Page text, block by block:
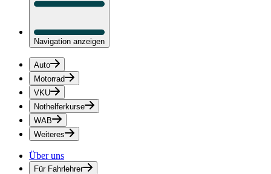
Navigation anzeigen
Auto
Motorrad
VKU
Nothelferkurse
WAB
Weiteres
Über uns
Für Fahrlehrer